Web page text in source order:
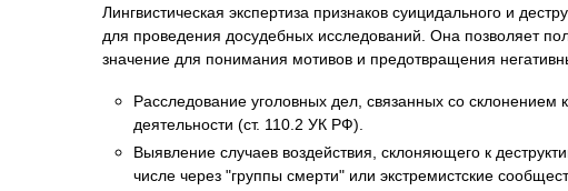
Лингвистическая экспертиза признаков суицидального и
для проведения досудебных исследований. Она позволяет
значение для понимания мотивов и предотвращения
Расследование уголовных дел, связанных со
деятельности (ст. 110.2 УК РФ).
Выявление случаев воздействия, склоняющего к
числе через "группы смерти" или экстремистские